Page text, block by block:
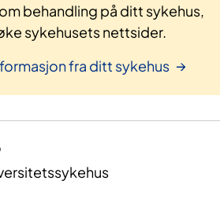
behandling på ditt sykehus,
sykehusets nettsider.
fra ditt sykehus